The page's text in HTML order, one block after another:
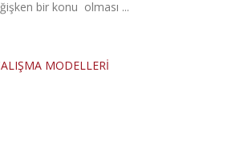
bir konu olması ...